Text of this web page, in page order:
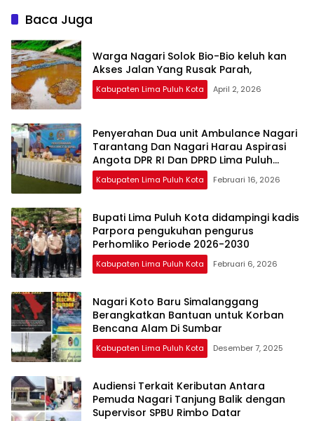
Baca Juga
Warga Nagari Solok Bio-Bio keluh kan
Akses Jalan Yang Rusak Parah,
Kabupaten Lima Puluh Kota April 2, 2026
Penyerahan Dua unit Ambulance Nagari
Tarantang Dan Nagari Harau Aspirasi
Angota DPR RI Dan DPRD Lima Puluh
Kota.Fraksi Demokrat.
Kabupaten Lima Puluh Kota Februari 16, 2026
Bupati Lima Puluh Kota didampingi kadis
Parpora pengukuhan pengurus
Perhomliko Periode 2026-2030
Kabupaten Lima Puluh Kota Februari 6, 2026
Nagari Koto Baru Simalanggang
Berangkatkan Bantuan untuk Korban
Bencana Alam Di Sumbar
Kabupaten Lima Puluh Kota Desember 7, 2025
Audiensi Terkait Keributan Antara
Pemuda Nagari Tanjung Balik dengan
Supervisor SPBU Rimbo Datar